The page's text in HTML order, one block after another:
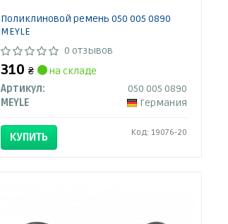
Поликлиновой ремень 050 005 0890
MEYLE
0 отзывов
310₴
на складе
Артикул:
050 005 0890
MEYLE
Германия
КУПИТЬ Код: 19076-20